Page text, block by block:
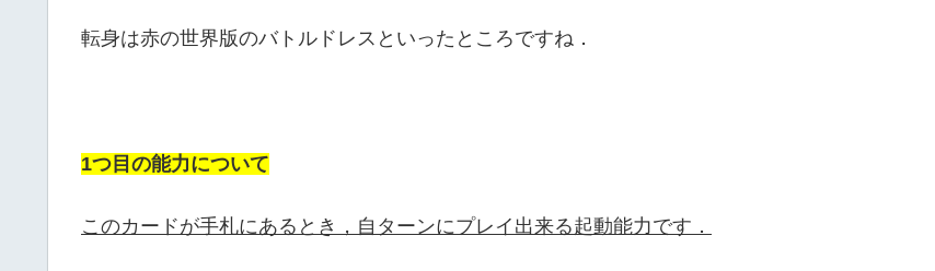
転身は赤の世界版のバトルドレスといったところですね．
1つ目の能力について
このカードが手札にあるとき，自ターンにプレイ出来る起動能力です．